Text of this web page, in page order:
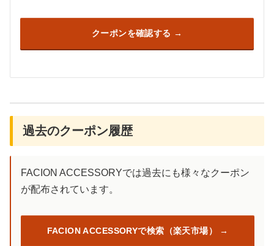
クーポンを確認する
過去のクーポン履歴
FACION ACCESSORYでは過去にも様々なクーポン
が配布されています。
FACION ACCESSORYで検索（楽天市場）